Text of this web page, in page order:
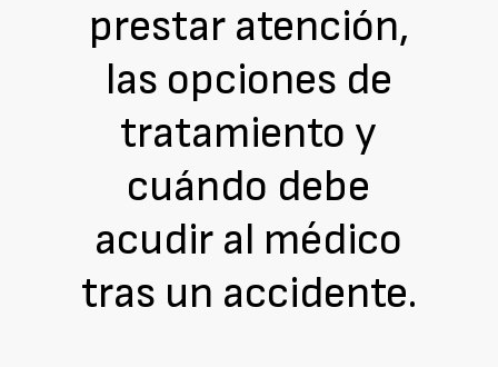
prestar atención,
las opciones de
tratamiento y
cuándo debe
acudir al médico
tras un accidente.